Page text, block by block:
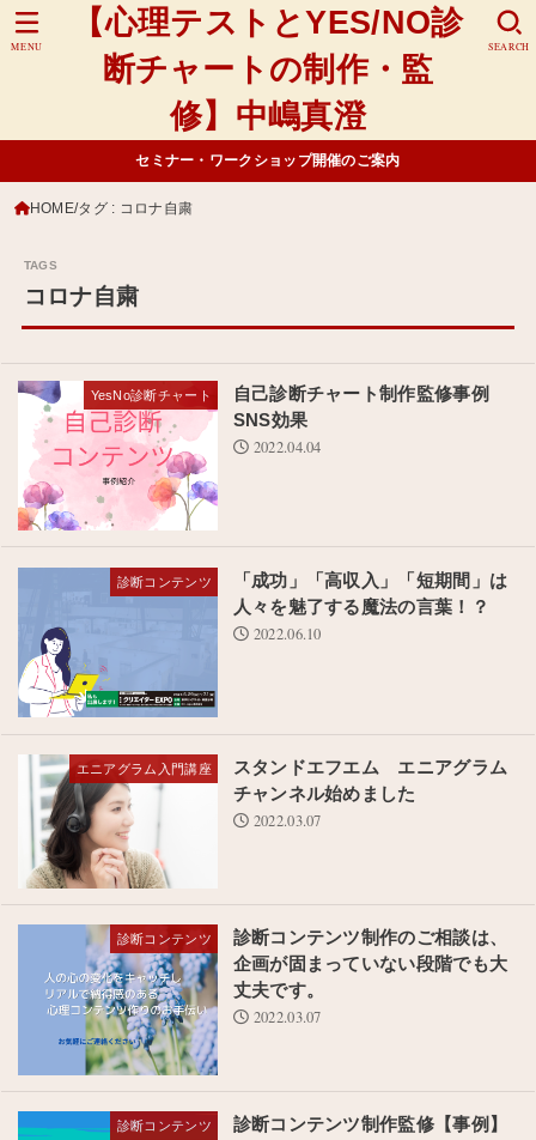
【心理テストとYES/NO診
断チャートの制作・監
修】中嶋真澄
SEARCH
MENU
セミナー・ワークショップ開催のご案内
HOME タグ : コロナ自粛
コロナ自粛
YesNo診断チャート
自己診断チャート制作監修事例
SNS効果
2022.04.04
診断コンテンツ
「成功」「高収入」「短期間」は
人々を魅了する魔法の言葉！？
2022.06.10
エニアグラム入門講座
スタンドエフエム エニアグラム
チャンネル始めました
2022.03.07
診断コンテンツ
診断コンテンツ制作のご相談は、
企画が固まっていない段階でも大
丈夫です。
2022.03.07
診断コンテンツ
診断コンテンツ制作監修【事例】